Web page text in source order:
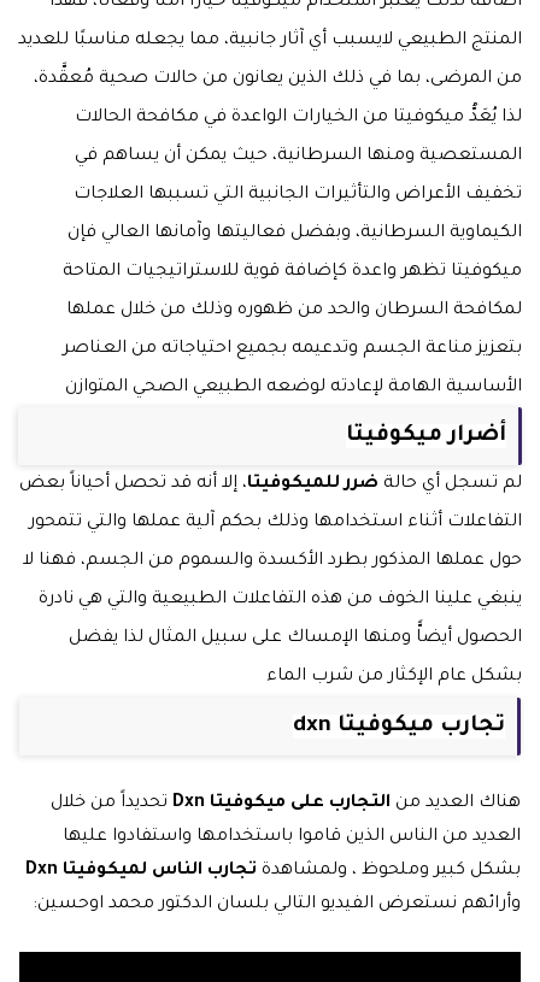
المنتج الطبيعي لايسبب أي آثار جانبية، مما يجعله مناسبًا للعديد
من المرضى، بما في ذلك الذين يعانون من حالات صحية مُعقَّدة،
لذا يُعَدُّ ميكوفيتا من الخيارات الواعدة في مكافحة الحالات
المستعصية ومنها السرطانية، حيث يمكن أن يساهم في
تخفيف الأعراض والتأثيرات الجانبية التي تسببها العلاجات
الكيماوية السرطانية، وبفضل فعاليتها وآمانها العالي فإن
ميكوفيتا تظهر واعدة كإضافة قوية للاستراتيجيات المتاحة
لمكافحة السرطان والحد من ظهوره وذلك من خلال عملها
بتعزيز مناعة الجسم وتدعيمه بجميع احتياجاته من العناصر
الأساسية الهامة لإعادته لوضعه الطبيعي الصحي المتوازن
أضرار ميكوفيتا
لم تسجل أي حالة ضرر للميكوفيتا، إلا أنه قد تحصل أحياناً بعض
التفاعلات أثناء استخدامها وذلك بحكم آلية عملها والتي تتمحور
حول عملها المذكور بطرد الأكسدة والسموم من الجسم، فهنا لا
ينبغي علينا الخوف من هذه التفاعلات الطبيعية والتي هي نادرة
الحصول أيضاًّ ومنها الإمساك على سبيل المثال لذا يفضل
بشكل عام الإكثار من شرب الماء
تجارب ميكوفيتا dxn
هناك العديد من التجارب على ميكوفيتا Dxn
تحديداً من خلال
العديد من الناس الذين قاموا باستخدامها واستفادوا عليها
بشكل كبير وملحوظ ، ولمشاهدة تجارب الناس لميكوفيتا Dxn
وأرائهم نستعرض الفيديو التالي بلسان الدكتور محمد اوحسين: